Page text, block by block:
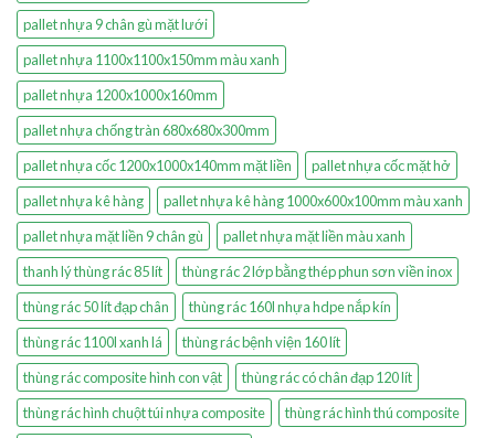
pallet nhựa 9 chân gù mặt lưới
pallet nhựa 1100x1100x150mm màu xanh
pallet nhựa 1200x1000x160mm
pallet nhựa chống tràn 680x680x300mm
pallet nhựa cốc 1200x1000x140mm mặt liền
pallet nhựa cốc mặt hở
pallet nhựa kê hàng
pallet nhựa kê hàng 1000x600x100mm màu xanh
pallet nhựa mặt liền 9 chân gù
pallet nhựa mặt liền màu xanh
thanh lý thùng rác 85 lít
thùng rác 2 lớp bằng thép phun sơn viền inox
thùng rác 50 lít đạp chân
thùng rác 160l nhựa hdpe nắp kín
thùng rác 1100l xanh lá
thùng rác bệnh viện 160 lít
thùng rác composite hình con vật
thùng rác có chân đạp 120 lít
thùng rác hình chuột túi nhựa composite
thùng rác hình thú composite